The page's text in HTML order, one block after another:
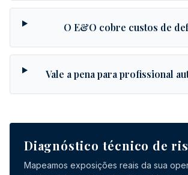
O E&O cobre custos de
Vale a pena para profissional
Diagnóstico técnico de
Mapeamos exposições reais da sua